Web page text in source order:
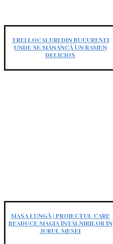
TREI LOCALURI DIN BUCUREȘTI
UNDE SE MĂNÂNCĂ UN RAMEN
DELICIOS
MASA LUNGĂ | PROIECTUL CARE
READUCE MAGIA ÎNTÂLNIRILOR ÎN
JURUL MESEI